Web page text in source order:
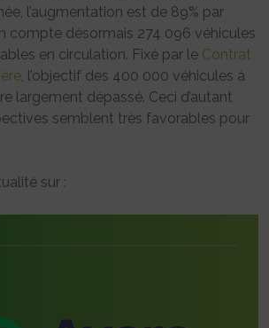
l’augmentation est de 89% par
compte désormais 274 096 véhicules
en circulation. Fixé par le Contrat
, l’objectif des 400 000 véhicules à
largement dépassé. Ceci d’autant
semblent très favorables pour
sur :